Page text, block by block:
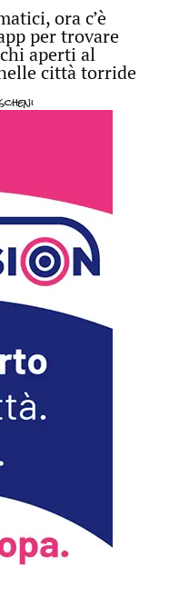
ora c’è
per trovare
aperti al
città torride